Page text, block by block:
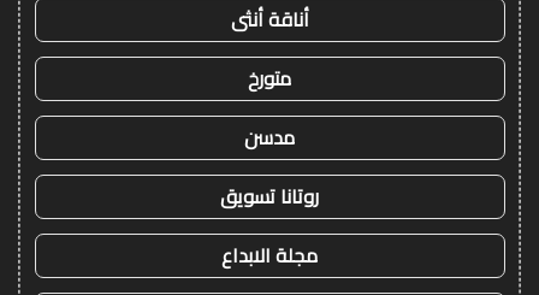
أناقة أنثى
متورخ
مدسن
روتانا تسويق
مجلة الابداع